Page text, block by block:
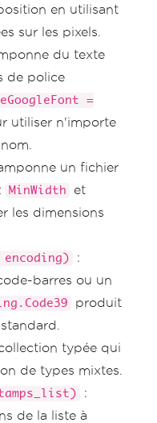
en utilisant
sur les pixels.
du texte
de police
=
utiliser n'importe
un fichier
MinWidth et
les dimensions
encoding)
:
barres ou un
produit
typée qui
de types mixtes.
:
de la liste à